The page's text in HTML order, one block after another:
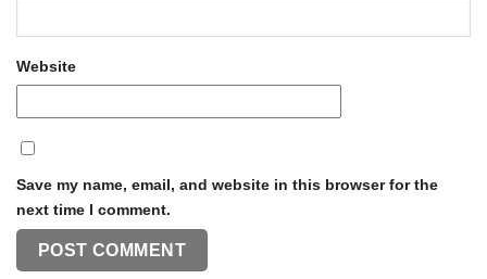
Website
Save my name, email, and website in this browser for the
next time I comment.